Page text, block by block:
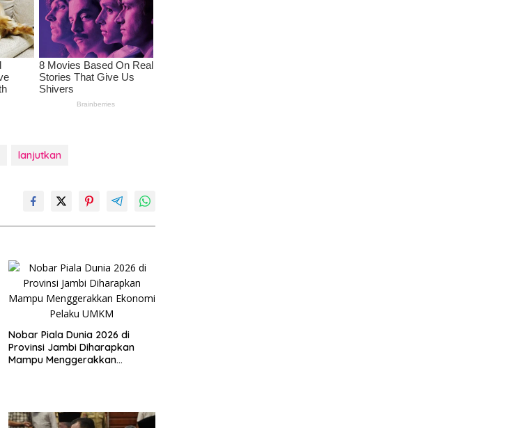
lanjutkan
Nobar Piala Dunia 2026 di
Provinsi Jambi Diharapkan
Mampu Menggerakkan